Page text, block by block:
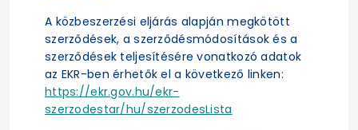
A közbeszerzési eljárás alapján megkötött
szerződések, a szerződésmódosítások és a
szerződések teljesítésére vonatkozó adatok
az EKR-ben érhetők el a következő linken:
https://ekr.gov.hu/ekr-
szerzodestar/hu/szerzodesLista